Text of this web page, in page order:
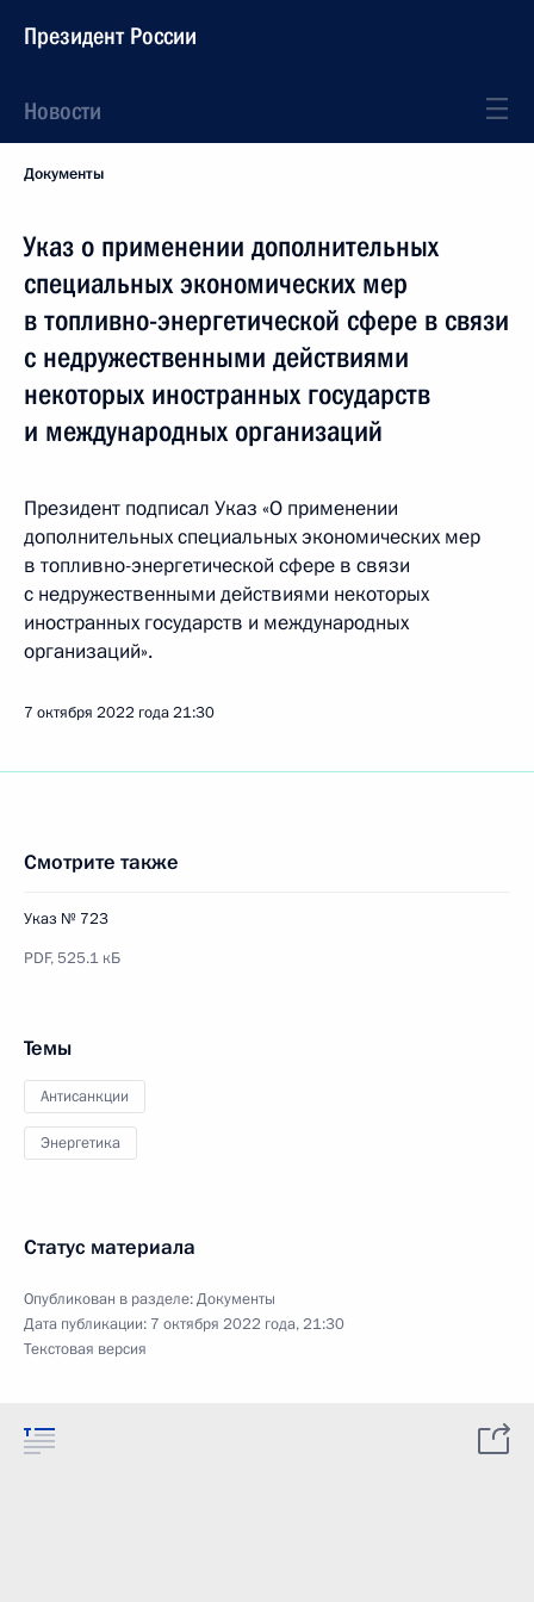
Президент России
Новости
Документы
Указ о применении дополнительных
специальных экономических мер
в топливно-энергетической сфере в связи
с недружественными действиями
некоторых иностранных государств
и международных организаций
Президент подписал Указ «О применении
дополнительных специальных экономических мер
в топливно-энергетической сфере в связи
с недружественными действиями некоторых
иностранных государств и международных
организаций».
7 октября 2022 года21:30
Смотрите также
Указ № 723
PDF,525.1 кБ
Темы
Антисанкции
Энергетика
Статус материала
Опубликован в разделе:Документы
Дата публикации: 7 октября 2022 года, 21:30
Текстовая версия